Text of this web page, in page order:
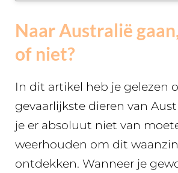
Naar Australië
of niet?
In dit artikel heb je gelezen
gevaarlijkste dieren van
je er absoluut niet van
weerhouden om dit
ontdekken. Wanneer je